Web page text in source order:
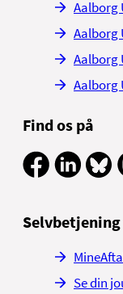
Aalborg
Aalborg
Aalborg
Aalborg
Find os på
Selvbetjening
Se din